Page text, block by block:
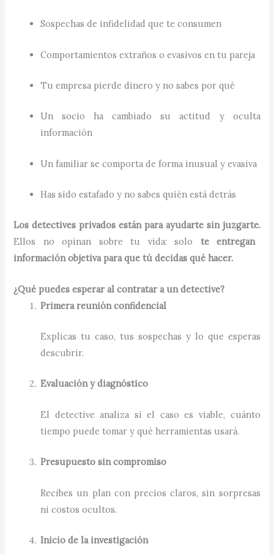
Sospechas de infidelidad que te consumen
Comportamientos extraños o evasivos en tu pareja
Tu empresa pierde dinero y no sabes por qué
Un socio ha cambiado su actitud y oculta
información
Un familiar se comporta de forma inusual y evasiva
Has sido estafado y no sabes quién está detrás
Los detectives privados están para ayudarte sin juzgarte.
Ellos no opinan sobre tu vida: solo te entregan
información objetiva para que tú decidas qué hacer.
¿Qué puedes esperar al contratar a un detective?
Primera reunión confidencial
Explicas tu caso, tus sospechas y lo que esperas
descubrir.
Evaluación y diagnóstico
El detective analiza si el caso es viable, cuánto
tiempo puede tomar y qué herramientas usará.
Presupuesto sin compromiso
Recibes un plan con precios claros, sin sorpresas
ni costos ocultos.
Inicio de la investigación